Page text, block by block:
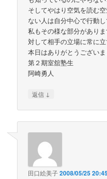
そしてやはり空気を読む
ない人は自分中心で行動し
私もその様な部分があり
対して相手の立場に常に
本日はありがとうございま
第２期室舘塾生
阿崎勇人
返信 ↓
田口絵美子2008/05/25